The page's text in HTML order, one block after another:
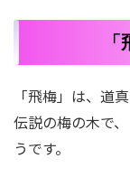
「飛梅」は、道
伝説の梅の木で
うです。